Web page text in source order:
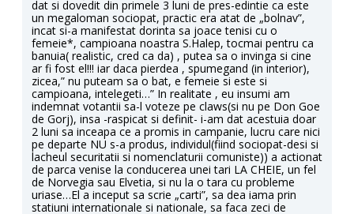
dat si dovedit din primele 3 luni de pres-edintie ca este
un megaloman sociopat, practic era atat de „bolnav”,
incat si-a manifestat dorinta sa joace tenisi cu o
femeie*, campioana noastra S.Halep, tocmai pentru ca
banuia( realistic, cred ca da) , putea sa o invinga si cine
ar fi fost el!!! iar daca pierdea , spumegand (in interior),
zicea,” nu puteam sa o bat, e femeie si este si
campioana, intelegeti…” In realitate , eu insumi am
indemnat votantii sa-l voteze pe claws(si nu pe Don Goe
de Gorj), insa -raspicat si definit- i-am dat acestuia doar
2 luni sa inceapa ce a promis in campanie, lucru care nici
pe departe NU s-a produs, individul(fiind sociopat-desi si
lacheul securitatii si nomenclaturii comuniste)) a actionat
de parca venise la conducerea unei tari LA CHEIE, un fel
de Norvegia sau Elvetia, si nu la o tara cu probleme
uriase…El a inceput sa scrie „carti”, sa dea iama prin
statiuni internationale si nationale, sa faca zeci de